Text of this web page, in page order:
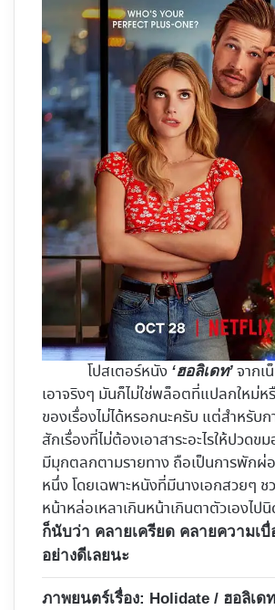
โปสเตอร์หนัง ‘ฮอลิเดท’จากเ
เอาจริงๆ มันก็ไม่ใช่พล็อตที่แปลกใหม่ห
ของเรื่องไม่ได้หรอกนะครับ แต่สำหรับ
สักเรื่องที่ไม่ต้องเอาสาระอะไรให้ปวดข
มีมุกตลกตามรายทาง ถือเป็นการพักผ่
หนึ่ง โดยเฉพาะหนังที่มีนางเอกสวยๆ ช
หน้าหล่อเหลาเกินหน้าเกินตาตัวเองไป
ก็นับว่า คลายเครียด คลายความเบื่
อย่างดีเลยนะ
ภาพยนตร์เรื่อง: Holidate / ฮอลิเดท